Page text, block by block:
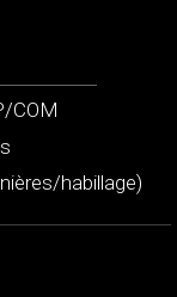
COM
habillage)